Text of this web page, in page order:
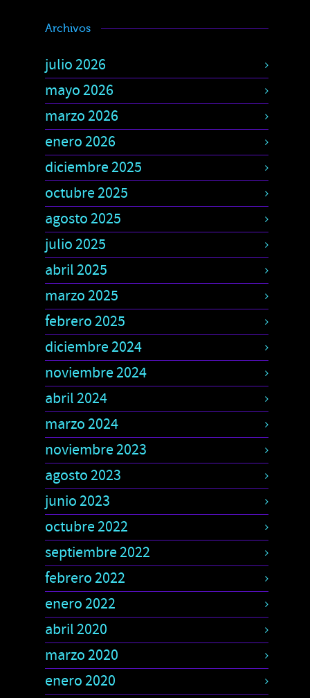
Archivos
julio 2026
mayo 2026
marzo 2026
enero 2026
diciembre 2025
octubre 2025
agosto 2025
julio 2025
abril 2025
marzo 2025
febrero 2025
diciembre 2024
noviembre 2024
abril 2024
marzo 2024
noviembre 2023
agosto 2023
junio 2023
octubre 2022
septiembre 2022
febrero 2022
enero 2022
abril 2020
marzo 2020
enero 2020